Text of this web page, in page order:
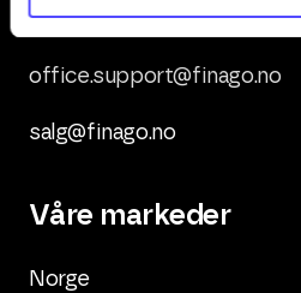
+47 247 00 000
office.support@finago.no
salg@finago.no
Våre markeder
Norge